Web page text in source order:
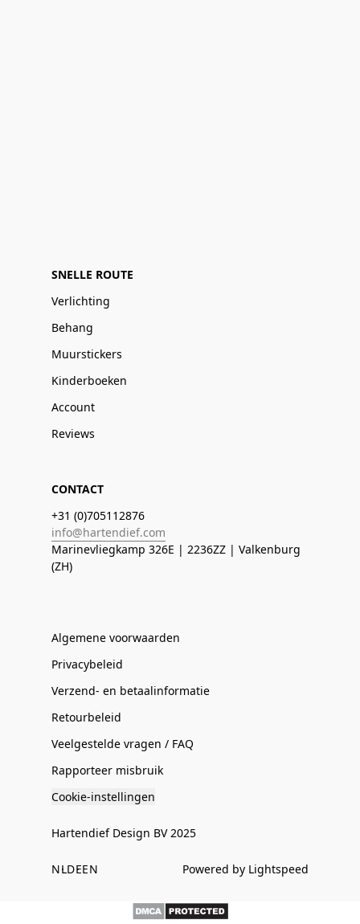
SNELLE ROUTE
Verlichting
Behang
Muurstickers
Kinderboeken
Account
Reviews
CONTACT
+31 (0)705112876
info@hartendief.com
Marinevliegkamp 326E | 2236ZZ | Valkenburg
(ZH)
Algemene voorwaarden
Privacybeleid
Verzend- en betaalinformatie
Retourbeleid
Veelgestelde vragen / FAQ
Rapporteer misbruik
Cookie-instellingen
Hartendief Design BV 2025
NLDEEN Powered by Lightspeed